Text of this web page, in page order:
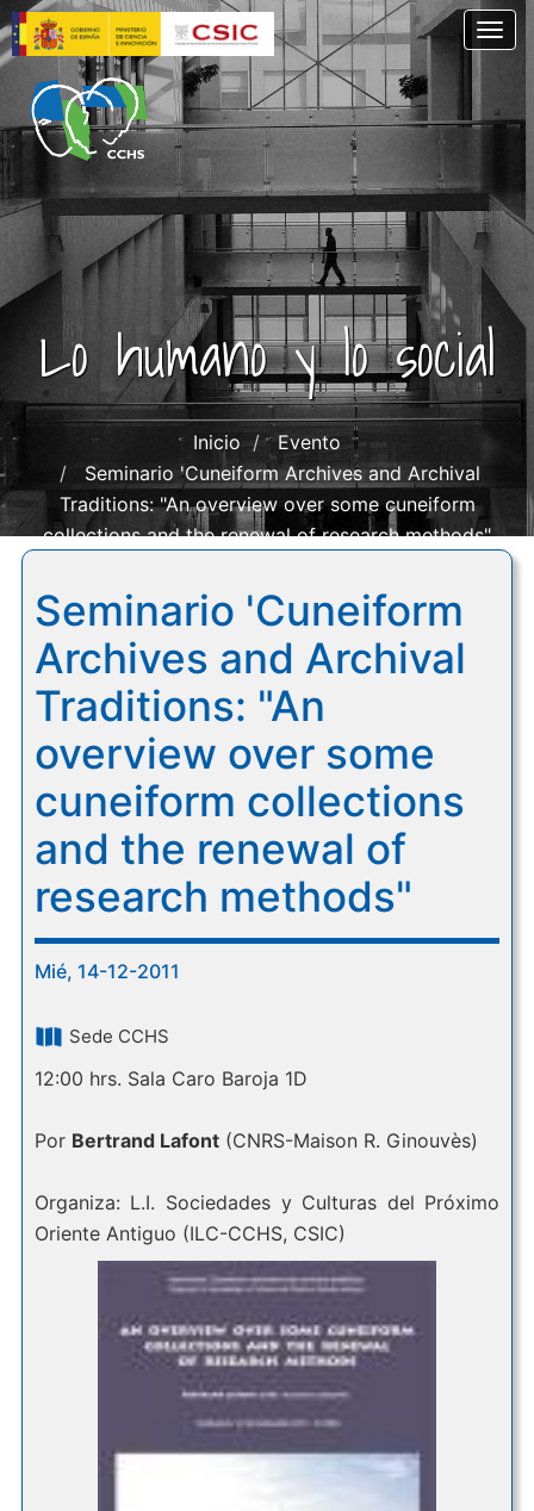
Pasar
al
contenido
principal
Lo humano y lo social
Inicio
Evento
Seminario 'Cuneiform Archives and Archival
Traditions: "An overview over some cuneiform
collections and the renewal of research methods"
Seminario 'Cuneiform
Archives and Archival
Traditions: "An
overview over some
cuneiform collections
and the renewal of
research methods"
Mié, 14-12-2011
Sede CCHS
12:00 hrs. Sala Caro Baroja 1D
Por Bertrand Lafont(CNRS-Maison R. Ginouvès)
Organiza: L.I. Sociedades y Culturas del Próximo
Oriente Antiguo (ILC-CCHS, CSIC)